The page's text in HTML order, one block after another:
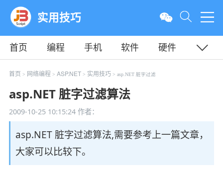
实用技巧
首页 编程 手机 软件
硬件
教程
平面 服务器
首页 > 网络编程 > ASP.NET > 实用技巧 > asp.NET 脏字过滤
asp.NET 脏字过滤算法
2009-10-25 10:15:24作者：
asp.NET 脏字过滤算法,需要参考上一篇文章，
大家可以比较下。